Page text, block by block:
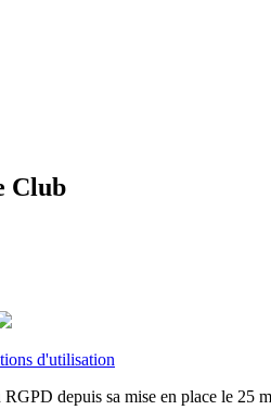
Club
d'utilisation
depuis sa mise en place le 25